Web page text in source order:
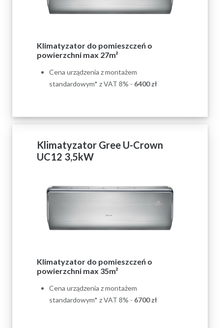
Klimatyzator do pomieszczeń o
powierzchni max 27m²
Cena urządzenia z montażem
standardowym* z VAT 8% - 6400 zł
Klimatyzator Gree U-Crown
UC12 3,5kW
Klimatyzator do pomieszczeń o
powierzchni max 35m²
Cena urządzenia z montażem
standardowym* z VAT 8% - 6700 zł